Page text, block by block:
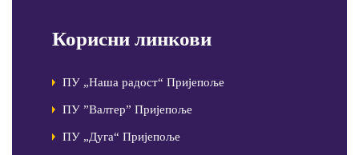
Корисни линкови
ПУ „Наша радост“ Пријепоље
ПУ ”Валтер” Пријепоље
ПУ „Дуга“ Пријепоље